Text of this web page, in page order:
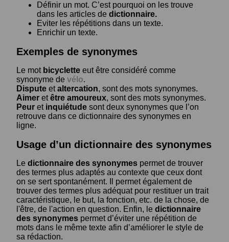
Définir un mot. C’est pourquoi on les trouve
dans les articles de dictionnaire.
Eviter les répétitions dans un texte.
Enrichir un texte.
Exemples de synonymes
Le mot bicyclette eut être considéré comme
synonyme de vélo.
Dispute etaltercation, sont des mots synonymes.
Aimer etêtre amoureux, sont des mots synonymes.
Peur et inquiétude sont deux synonymes que l’on
retrouve dans ce dictionnaire des synonymes en
ligne.
Usage d’un dictionnaire des synonymes
Le dictionnaire des synonymes permet de trouver
des termes plus adaptés au contexte que ceux dont
on se sert spontanément. Il permet également de
trouver des termes plus adéquat pour restituer un trait
caractéristique, le but, la fonction, etc. de la chose, de
l'être, de l'action en question. Enfin, le dictionnaire
des synonymes permet d’éviter une répétition de
mots dans le même texte afin d’améliorer le style de
sa rédaction.